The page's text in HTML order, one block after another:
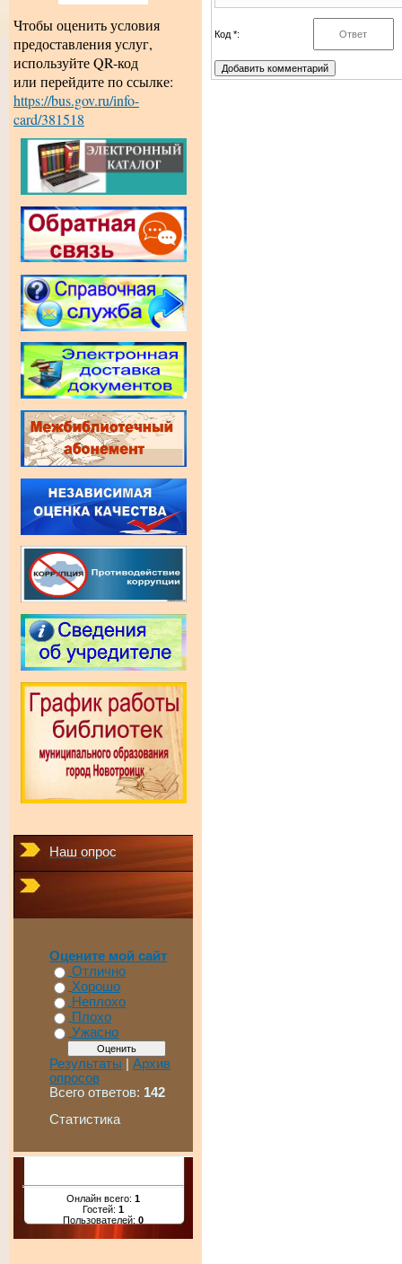
Чтобы оценить условия
предоставления услуг,
используйте QR-код
или перейдите по ссылке:
https://bus.gov.ru/info-
card/381518
Наш опрос
Оцените мой сайт
Отлично
Хорошо
Неплохо
Плохо
Ужасно
Результаты | Архив
опросов
Всего ответов: 142
Статистика
Онлайн всего: 1
Гостей: 1
Пользователей: 0
Код *: